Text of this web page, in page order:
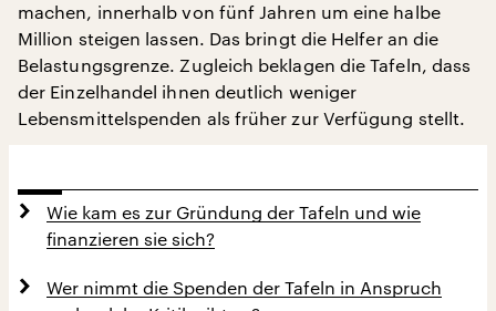
machen, innerhalb von fünf Jahren um eine halbe
Million steigen lassen. Das bringt die Helfer an die
Belastungsgrenze. Zugleich beklagen die Tafeln, dass
der Einzelhandel ihnen deutlich weniger
Lebensmittelspenden als früher zur Verfügung stellt.
Wie kam es zur Gründung der Tafeln und wie
finanzieren sie sich?
Wer nimmt die Spenden der Tafeln in Anspruch